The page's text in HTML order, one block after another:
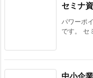
セミナ
パワーポ
です。 セ